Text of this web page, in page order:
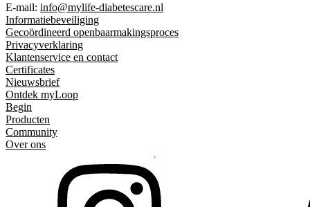
E-mail: info@mylife-diabetescare.nl
Informatiebeveiliging
Gecoördineerd openbaarmakingsproces
Privacyverklaring
Klantenservice en contact
Certificates
Nieuwsbrief
Ontdek myLoop
Begin
Producten
Community
Over ons